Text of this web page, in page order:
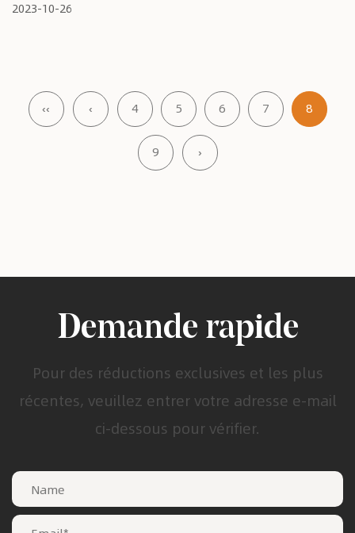
2023-10-26
‹‹ ‹ 4 5 6 7 8
9 ›
Demande rapide
Pour des réductions exclusives et les plus
récentes, veuillez entrer votre adresse e-mail
ci-dessous pour vérifier.